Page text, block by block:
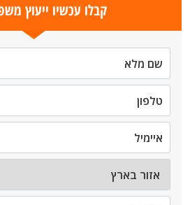
קבלו עכשיו ייעוץ